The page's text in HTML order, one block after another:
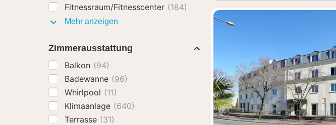
Vorheriges Bild
Fitnessraum/Fitnesscenter (184)
Mehr anzeigen
Zimmerausstattung
Balkon (94)
Badewanne (96)
Whirlpool (11)
Klimaanlage (640)
Terrasse (31)